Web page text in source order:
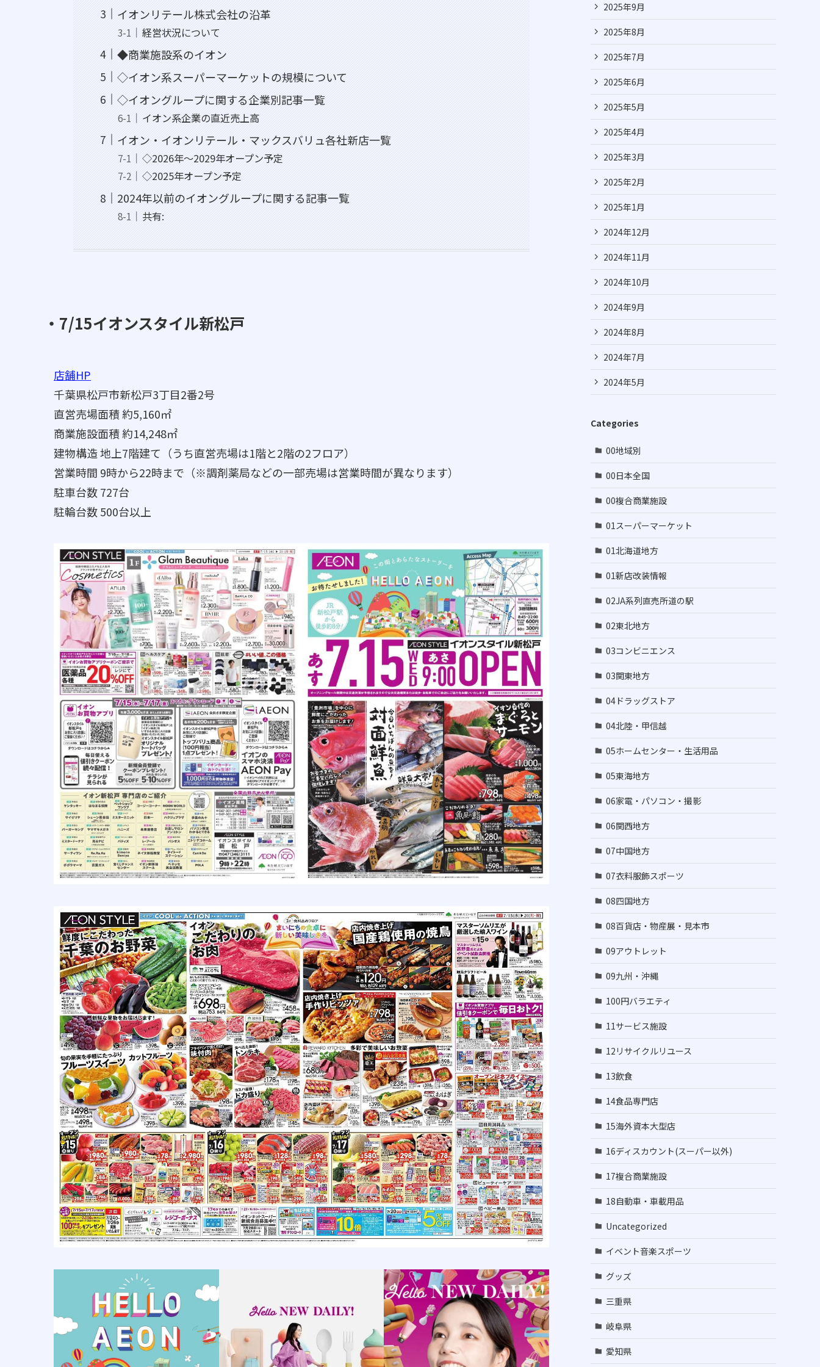
イオンリテール株式会社の沿革
経営状況について
◆商業施設系のイオン
◇イオン系スーパーマーケットの規模について
◇イオングループに関する企業別記事一覧
イオン系企業の直近売上高
イオン・イオンリテール・マックスバリュ各社新店一覧
◇2026年～2029年オープン予定
◇2025年オープン予定
2024年以前のイオングループに関する記事一覧
共有:
・7/15イオンスタイル新松戸
店舗HP
千葉県松戸市新松戸3丁目2番2号
直営売場面積 約5,160㎡
商業施設面積 約14,248㎡
建物構造 地上7階建て（うち直営売場は1階と2階の2フロア）
営業時間 9時から22時まで（※調剤薬局などの一部売場は営業時間が異なります）
駐車台数 727台
駐輪台数 500台以上
2025年9月
2025年8月
2025年7月
2025年6月
2025年5月
2025年4月
2025年3月
2025年2月
2025年1月
2024年12月
2024年11月
2024年10月
2024年9月
2024年8月
2024年7月
2024年5月
Categories
00地域別
00日本全国
00複合商業施設
01スーパーマーケット
01北海道地方
01新店改装情報
02JA系列直売所道の駅
02東北地方
03コンビニエンス
03関東地方
04ドラッグストア
04北陸・甲信越
05ホームセンター・生活用品
05東海地方
06家電・パソコン・撮影
06関西地方
07中国地方
07衣料服飾スポーツ
08四国地方
08百貨店・物産展・見本市
09アウトレット
09九州・沖縄
100円バラエティ
11サービス施設
12リサイクルリユース
13飲食
14食品専門店
15海外資本大型店
16ディスカウント(スーパー以外)
17複合商業施設
18自動車・車載用品
Uncategorized
イベント音楽スポーツ
グッズ
三重県
岐阜県
愛知県